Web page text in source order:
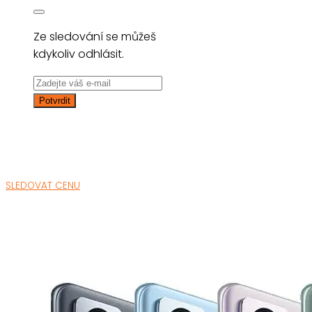
Ze sledování se můžeš
kdykoliv odhlásit.
SLEDOVAT CENU